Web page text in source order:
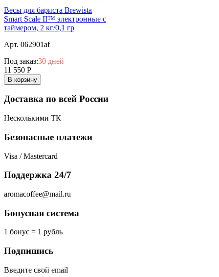
Весы для бариста Brewista
Smart Scale II™ электронные с
таймером, 2 кг/0,1 гр
Арт. 062901af
Под заказ:30 дней
11 550 Р
В корзину
Доставка по всей России
Несколькими ТК
Безопасные платежи
Visa / Mastercard
Поддержка 24/7
aromacoffee@mail.ru
Бонусная система
1 бонус = 1 рубль
Подпишись
Введите свой email